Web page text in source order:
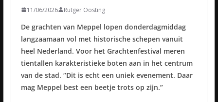
11/06/2026 Rutger Oosting
De grachten van Meppel lopen donderdagmiddag
langzaamaan vol met historische schepen vanuit
heel Nederland. Voor het Grachtenfestival meren
tientallen karakteristieke boten aan in het centrum
van de stad. “Dit is echt een uniek evenement. Daar
mag Meppel best een beetje trots op zijn.”